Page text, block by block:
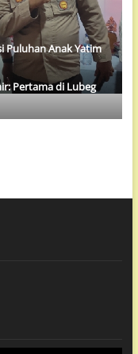
Puluhan Anak Yatim
Pertama di Lubeg